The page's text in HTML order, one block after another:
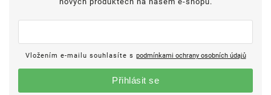
Vložením e-mailu souhlasíte s podmínkami ochrany osobních údajů
Přihlásit se